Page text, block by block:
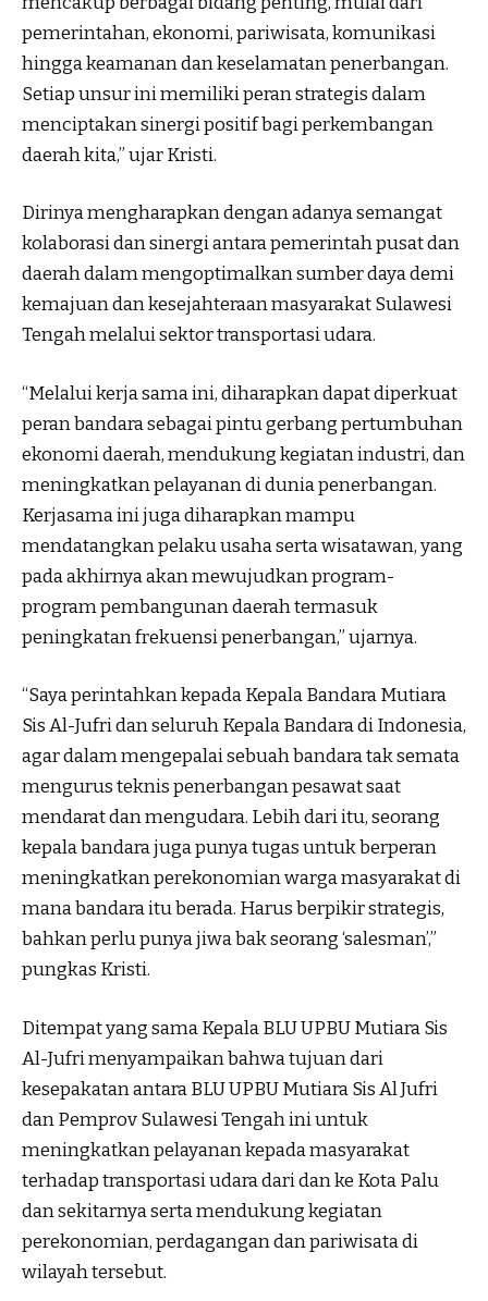
pemerintahan, ekonomi, pariwisata, komunikasi
hingga keamanan dan keselamatan penerbangan.
Setiap unsur ini memiliki peran strategis dalam
menciptakan sinergi positif bagi perkembangan
daerah kita,” ujar Kristi.
Dirinya mengharapkan dengan adanya semangat
kolaborasi dan sinergi antara pemerintah pusat dan
daerah dalam mengoptimalkan sumber daya demi
kemajuan dan kesejahteraan masyarakat Sulawesi
Tengah melalui sektor transportasi udara.
“Melalui kerja sama ini, diharapkan dapat diperkuat
peran bandara sebagai pintu gerbang pertumbuhan
ekonomi daerah, mendukung kegiatan industri, dan
meningkatkan pelayanan di dunia penerbangan.
Kerjasama ini juga diharapkan mampu
mendatangkan pelaku usaha serta wisatawan, yang
pada akhirnya akan mewujudkan program-
program pembangunan daerah termasuk
peningkatan frekuensi penerbangan,” ujarnya.
“Saya perintahkan kepada Kepala Bandara Mutiara
Sis Al-Jufri dan seluruh Kepala Bandara di Indonesia,
agar dalam mengepalai sebuah bandara tak semata
mengurus teknis penerbangan pesawat saat
mendarat dan mengudara. Lebih dari itu, seorang
kepala bandara juga punya tugas untuk berperan
meningkatkan perekonomian warga masyarakat di
mana bandara itu berada. Harus berpikir strategis,
bahkan perlu punya jiwa bak seorang ‘salesman’,”
pungkas Kristi.
Ditempat yang sama Kepala BLU UPBU Mutiara Sis
Al-Jufri menyampaikan bahwa tujuan dari
kesepakatan antara BLU UPBU Mutiara Sis Al Jufri
dan Pemprov Sulawesi Tengah ini untuk
meningkatkan pelayanan kepada masyarakat
terhadap transportasi udara dari dan ke Kota Palu
dan sekitarnya serta mendukung kegiatan
perekonomian, perdagangan dan pariwisata di
wilayah tersebut.